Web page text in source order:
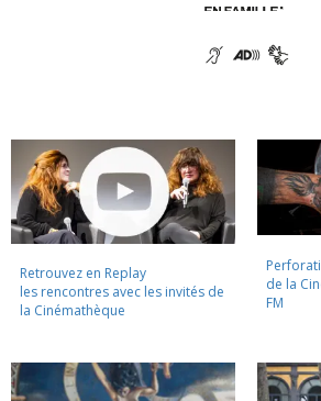
Retrouvez en Replay
les rencontres avec les invités de
la Cinémathèque
de la
FM